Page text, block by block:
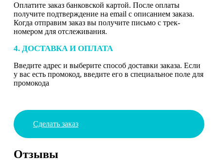
Оплатите заказ банковской картой. После оплаты
получите подтверждение на email с описанием заказа.
Когда отправим заказ вы получите письмо с трек-
номером для отслеживания.
4. ДОСТАВКА И ОПЛАТА
Введите адрес и выберите способ доставки заказа. Если
у вас есть промокод, введите его в специальное поле для
промокода
Сделать заказ
Отзывы